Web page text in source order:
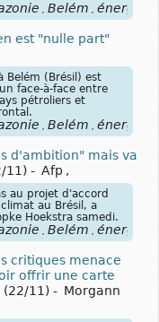
Belém énergies
est "nulle part"
Belém (Brésil) est
face-à-face entre
pétroliers et
Belém énergies
d'ambition" mais va
11) - Afp ,
au projet d'accord
au Brésil, a
Hoekstra samedi.
Belém énergies
critiques menace
offrir une carte
(22/11) - Morgann